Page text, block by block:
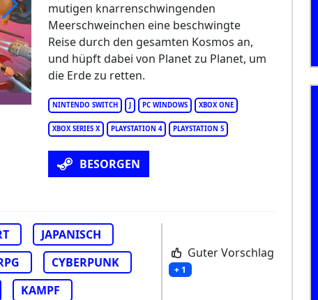
Galaxyland
NINTENDO SWITCH J PC WINDOWS XBOX ONE
XBOX SERIES X PLAYSTATION 4 PLAYSTATION 5
mutigen knarrenschwingenden
Meerschweinchen eine beschwingte
Reise durch den gesamten Kosmos an,
und hüpft dabei von Planet zu Planet, um
die Erde zu retten.
BESORGEN
JAPANISCH
CYBERPUNK
KAMPF
Guter Vorschlag
+ 1